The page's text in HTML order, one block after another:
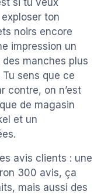
ton
noirs encore
impression un
manches plus
sens que ce
contre, on n’est
de magasin
et un
avis clients : une
300 avis, ça
mais aussi des